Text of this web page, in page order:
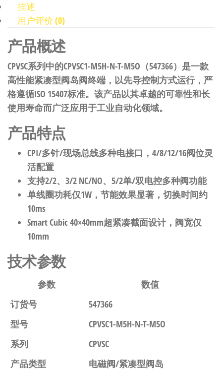
描述
用户评价 (0)
产品概述
CPVSC系列中的CPVSC1-M5H-N-T-M5O（547366）是一款
高性能紧凑型阀岛阀终端，以先导控制方式运行，严
格遵循ISO 15407标准。该产品以其卓越的可靠性和长
使用寿命而广泛应用于工业自动化领域。
产品特点
CPI/多针/现场总线多种电接口，4/8/12/16阀位灵
活配置
支持2/2、3/2 NC/NO、5/2单/双电控多种阀功能
单线圈功耗仅1W，节能效果显著，切换时间约
10ms
Smart Cubic 40×40mm超紧凑截面设计，阀宽仅
10mm
技术参数
参数
数值
订货号
547366
型号
CPVSC1-M5H-N-T-M5O
系列
CPVSC
产品类型
电磁阀/紧凑型阀岛